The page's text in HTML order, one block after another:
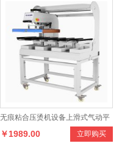
无痕粘合压烫机设备上滑式气动平
板双工位侧骨机果冻内衣裤粘合机
立即购买
￥1989.00